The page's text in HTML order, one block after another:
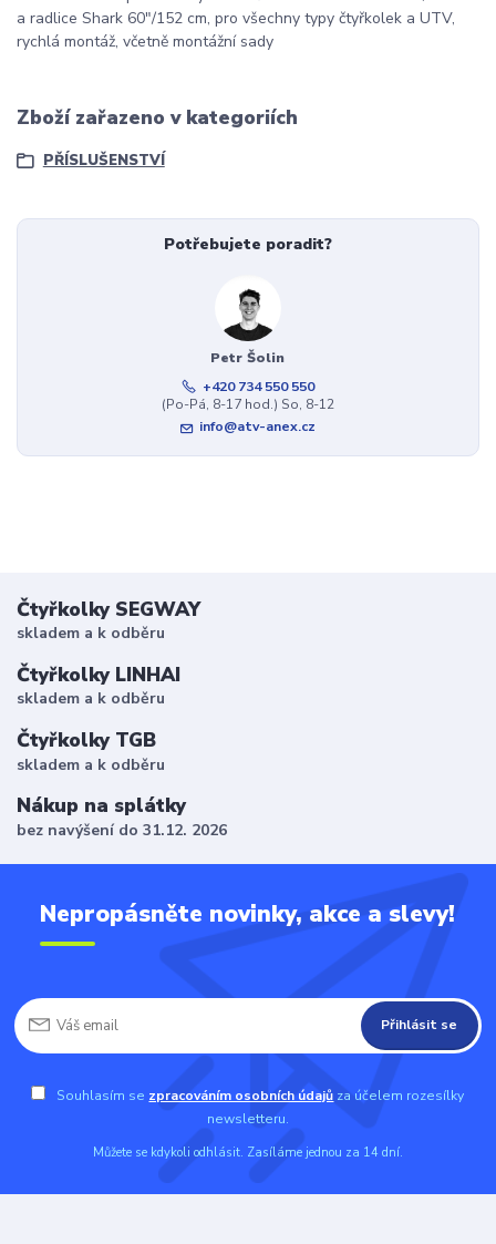
a radlice Shark 60"/152 cm, pro všechny typy čtyřkolek a UTV,
rychlá montáž, včetně montážní sady
Zboží zařazeno v kategoriích
PŘÍSLUŠENSTVÍ
Potřebujete poradit?
Petr Šolin
+420 734 550 550
(Po-Pá, 8-17 hod.) So, 8-12
info@atv-anex.cz
Čtyřkolky SEGWAY
skladem a k odběru
Čtyřkolky LINHAI
skladem a k odběru
Čtyřkolky TGB
skladem a k odběru
Nákup na splátky
bez navýšení do 31.12. 2026
Nepropásněte novinky, akce a slevy!
Přihlásit se
Souhlasím se zpracováním osobních údajů za účelem rozesílky
newsletteru.
Můžete se kdykoli odhlásit. Zasíláme jednou za 14 dní.